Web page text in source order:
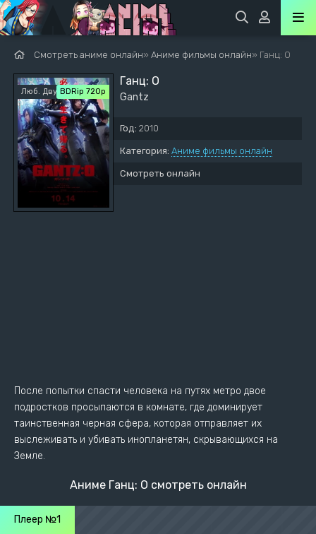
Смотреть аниме онлайн» Аниме фильмы онлайн» Ганц: O
Люб. Двухголосый
BDRip 720p
Ганц: O
Gantz
Год: 2010
Категория: Аниме фильмы онлайн
Смотреть онлайн
После попытки спасти человека на путях метро двое
подростков просыпаются в комнате, где доминирует
таинственная черная сфера, которая отправляет их
выслеживать и убивать инопланетян, скрывающихся на
Земле.
Аниме Ганц: O смотреть онлайн
Плеер №1